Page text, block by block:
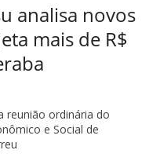
analisa novos
mais de R$
reunião ordinária do
e Social de